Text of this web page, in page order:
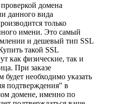
домена
данного вида
только
имени. Это самый
и дешевый тип SSL
такой SSL
как физические, так и
При заказе
будет необходимо указать
подтверждения" в
домене, именно по